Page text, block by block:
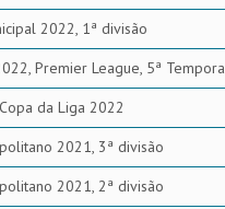
2022, 1ª divisão
Premier League, 5ª
Copa da Liga 2022
2021, 3ª divisão
2021, 2ª divisão